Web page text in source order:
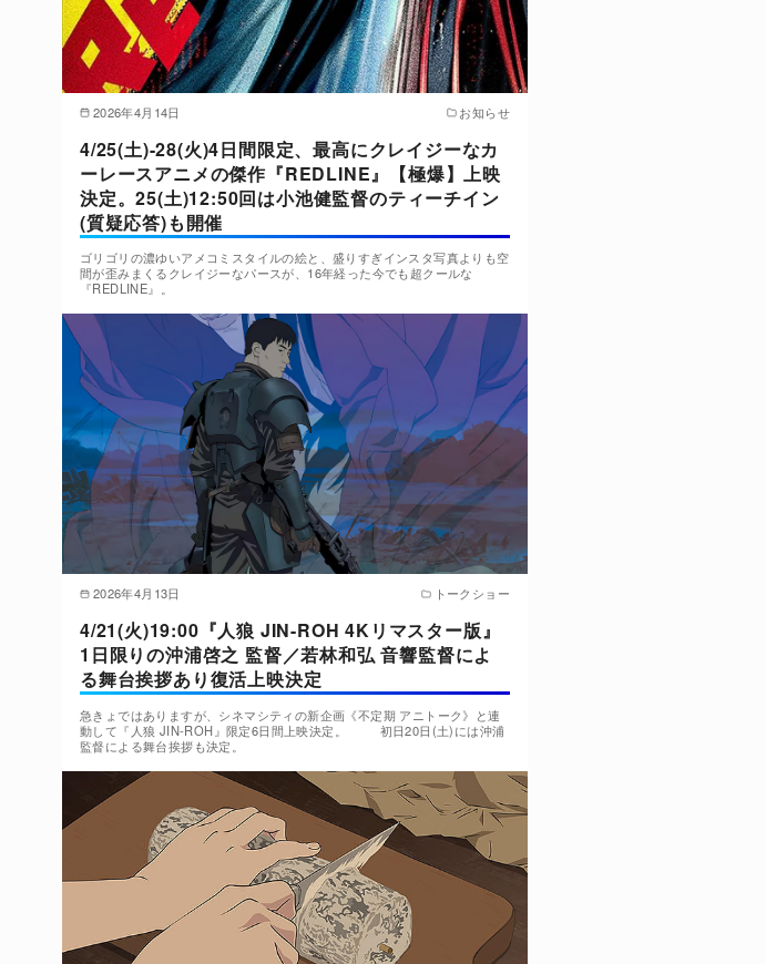
2026年4月14日 お知らせ
4/25(土)-28(火)4日間限定、最高にクレイジーなカ
ーレースアニメの傑作『REDLINE』【極爆】上映
決定。25(土)12:50回は小池健監督のティーチイン
(質疑応答)も開催
ゴリゴリの濃ゆいアメコミスタイルの絵と、盛りすぎインスタ写真よりも空
間が歪みまくるクレイジーなパースが、16年経った今でも超クールな
『REDLINE』。
2026年4月13日 トークショー
4/21(火)19:00『人狼 JIN-ROH 4Kリマスター版』
1日限りの沖浦啓之 監督／若林和弘 音響監督によ
る舞台挨拶あり復活上映決定
急きょではありますが、シネマシティの新企画《不定期 アニトーク》と連
動して『人狼 JIN-ROH』限定6日間上映決定。 初日20日(土)には沖浦
監督による舞台挨拶も決定。